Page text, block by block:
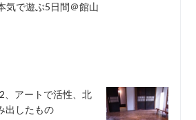
気で遊ぶ5日間＠館山
、アートで活性、北
出したもの